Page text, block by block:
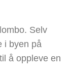
Selv
i byen på
å oppleve en